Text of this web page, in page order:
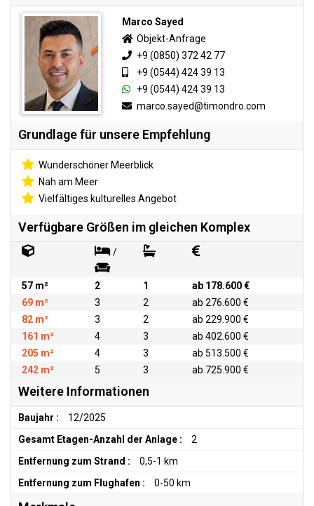
Marco Sayed
Objekt-Anfrage
+9 (0850) 372 42 77
+9 (0544) 424 39 13
+9 (0544) 424 39 13
marco.sayed@timondro.com
Grundlage für unsere Empfehlung
Wunderschöner Meerblick
Nah am Meer
Vielfältiges kulturelles Angebot
Verfügbare Größen im gleichen Komplex
/
57 m² 2 1
ab 178.600 €
69 m²
3 2
ab 276.600 €
82 m²
3 2
ab 229.900 €
161 m²
4 3
ab 402.600 €
205 m²
4 3
ab 513.500 €
242 m²
5 3 ab 725.900 €
Weitere Informationen
Baujahr :
12/2025
Gesamt Etagen-Anzahl der Anlage :
2
Entfernung zum Strand :
0,5-1 km
Entfernung zum Flughafen :
0-50 km